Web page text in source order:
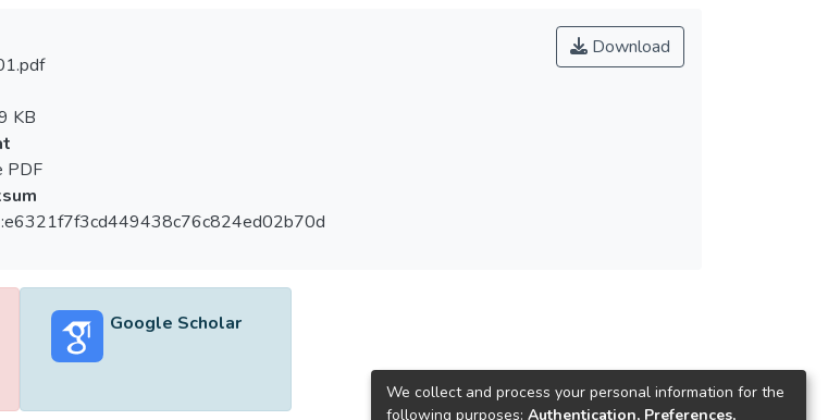
Download
KB
PDF
Google Scholar
We collect and process your personal information for the
following purposes: Authentication, Preferences,